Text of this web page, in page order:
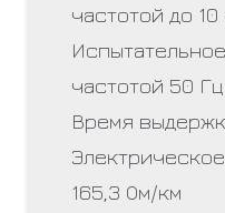
частотой до 10
частотой 50 Гц
Время
165,3 Ом/км